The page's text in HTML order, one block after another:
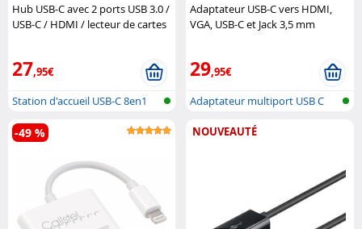
Hub USB-C avec 2 ports USB 3.0 /
USB-C / HDMI / lecteur de cartes
27,95€
Station d'accueil USB-C 8en1
Adaptateur USB-C vers HDMI,
VGA, USB-C et Jack 3,5 mm
29,95€
Adaptateur multiport USB C
-49 % NOUVEAUTÉ